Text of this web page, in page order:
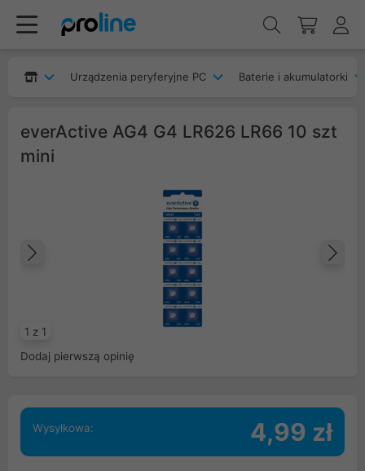
Urządzenia peryferyjne PC Baterie i akumulatorki
everActive AG4 G4 LR626 LR66 10 szt
mini
1 z 1
Dodaj pierwszą opinię
Wysyłkowa: 4,99 zł